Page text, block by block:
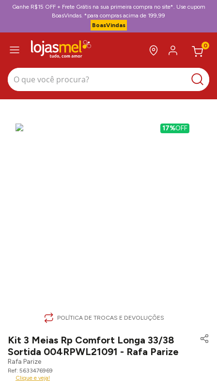
Ganhe R$15 OFF + Frete Grátis na sua primeira compra no site*. Use cupom
BoasVindas. *para compras acima de 199,99
BoasVindas
0
O que você procura?
17%OFF
POLÍTICA DE TROCAS E DEVOLUÇÕES
Kit 3 Meias Rp Comfort Longa 33/38
Sortida 004RPWL21091 - Rafa Parize
Rafa Parize
5633476969
Clique e veja!